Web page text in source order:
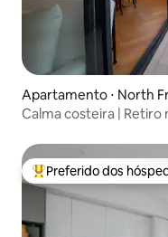
Apartamento ⋅ North
Calma costeira |
Entre os melhores
Preferido dos